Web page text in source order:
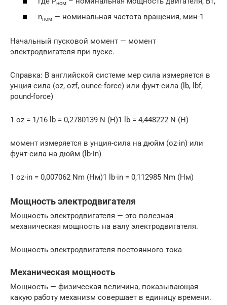
ном
nном — номинальная частота вращения, мин-1
Начальный пусковой момент — момент
электродвигателя при пуске.
Справка: В английской системе мер сила измеряется в
унция-сила (oz, ozf, ounce-force) или фунт-сила (lb, lbf,
pound-force)
1 oz = 1/16 lb = 0,2780139 N (Н)1 lb = 4,448222 N (Н)
момент измеряется в унция-сила на дюйм (oz∙in) или
фунт-сила на дюйм (lb∙in)
1 oz∙in = 0,007062 Nm (Нм)1 lb∙in = 0,112985 Nm (Нм)
Мощность электродвигателя
Мощность электродвигателя — это полезная
механическая мощность на валу электродвигателя.
Мощность электродвигателя постоянного тока
Механическая мощность
Мощность — физическая величина, показывающая
какую работу механизм совершает в единицу времени.